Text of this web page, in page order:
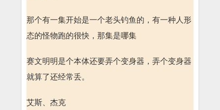
那个有一集开始是一个老头钓鱼的，有一种人形
态的怪物跑的很快，那集是哪集
赛文明明是个本体还要弄个变身器，弄个变身器
就算了还经常丢。
艾斯、杰克